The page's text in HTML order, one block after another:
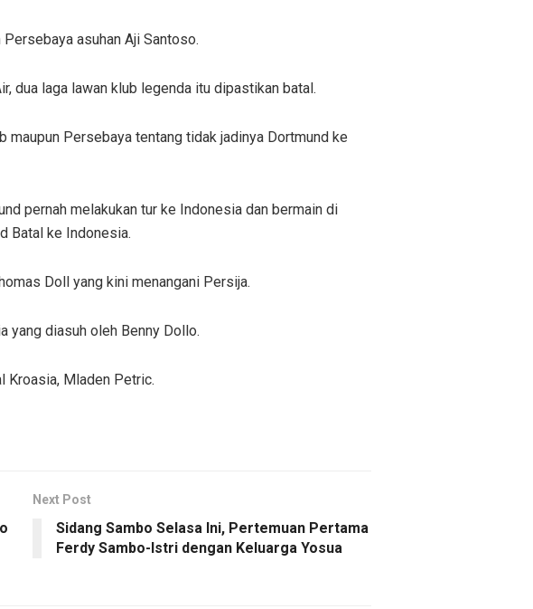
asuhan Aji Santoso.
dua laga lawan klub legenda itu dipastikan batal.
Persebaya tentang tidak jadinya Dortmund ke
pernah melakukan tur ke Indonesia dan bermain di
Batal ke Indonesia.
Doll yang kini menangani Persija.
yang diasuh oleh Benny Dollo.
Kroasia, Mladen Petric.
Next Post
Sidang Sambo Selasa Ini, Pertemuan Pertama
Ferdy Sambo-Istri dengan Keluarga Yosua